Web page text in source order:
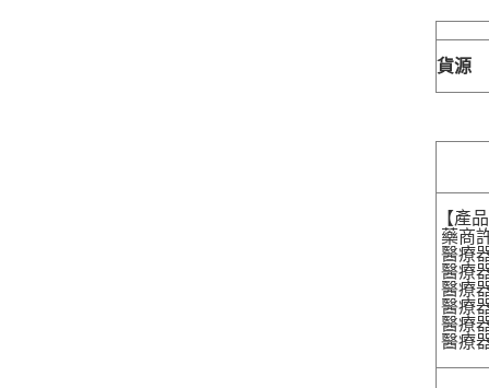
貨源
【產
藥商
醫療
醫療
醫療
醫療
醫療
醫療